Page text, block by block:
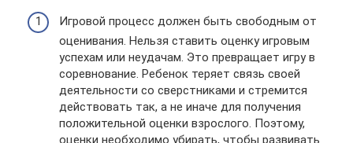
Игровой процесс должен быть свободным от
оценивания. Нельзя ставить оценку игровым
успехам или неудачам. Это превращает игру в
соревнование. Ребенок теряет связь своей
деятельности со сверстниками и стремится
действовать так, а не иначе для получения
положительной оценки взрослого. Поэтому,
оценки необходимо убирать, чтобы развивать